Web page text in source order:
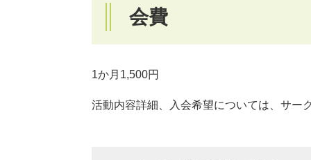
会費
1か月1,500円
活動内容詳細、入会希望については、サー